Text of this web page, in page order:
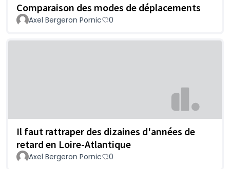
Comparaison des modes de déplacements
Axel Bergeron Pornic 0
Il faut rattraper des dizaines d'années de
retard en Loire-Atlantique
Axel Bergeron Pornic 0